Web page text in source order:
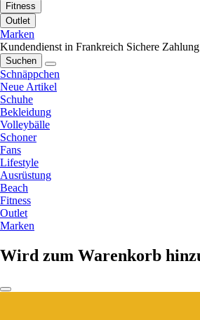
Fitness
Outlet
Marken
Kundendienst in Frankreich Sichere Zahlung
Suchen
Schnäppchen
Neue Artikel
Schuhe
Bekleidung
Volleybälle
Schoner
Fans
Lifestyle
Ausrüstung
Beach
Fitness
Outlet
Marken
Wird zum Warenkorb